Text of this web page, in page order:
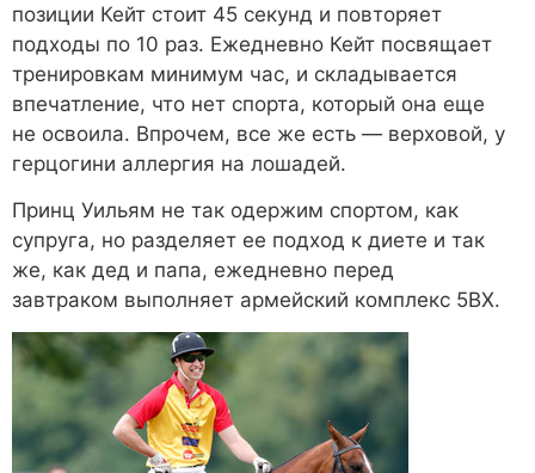
позиции Кейт стоит 45 секунд и повторяет
подходы по 10 раз. Ежедневно Кейт посвящает
тренировкам минимум час, и складывается
впечатление, что нет спорта, который она еще
не освоила. Впрочем, все же есть — верховой, у
герцогини аллергия на лошадей.
Принц Уильям не так одержим спортом, как
супруга, но разделяет ее подход к диете и так
же, как дед и папа, ежедневно перед
завтраком выполняет армейский комплекс 5BX.